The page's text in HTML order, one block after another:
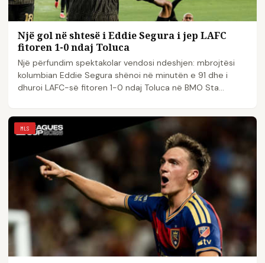
Një gol në shtesë i Eddie Segura i jep LAFC
fitoren 1-0 ndaj Toluca
Një përfundim spektakolar vendosi ndeshjen: mbrojtësi
kolumbian Eddie Segura shënoi në minutën e 91 dhe i
dhuroi LAFC-së fitoren 1-0 ndaj Toluca në BMO Sta...
MLS